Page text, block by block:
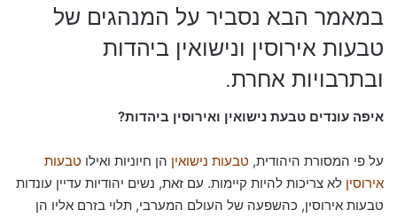
במאמר הבא נסביר על המנהגים של
טבעות אירוסין ונישואין ביהדות
ובתרבויות אחרת.
איפה עונדים טבעת נישואין ואירוסין ביהדות?
על פי המסורת היהודית, טבעות נישואין הן חיוניות ואילו טבעות
אירוסין לא צריכות להיות קיימות. עם זאת, נשים יהודיות עדיין עונדות
טבעות אירוסין, כהשפעה של העולם המערבי, תלוי בזרם אליו הן